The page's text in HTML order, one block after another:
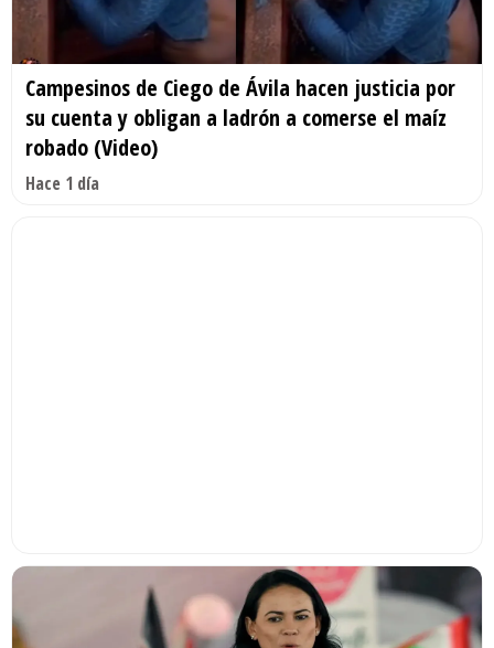
Campesinos de Ciego de Ávila hacen justicia por
su cuenta y obligan a ladrón a comerse el maíz
robado (Video)
Hace 1 día